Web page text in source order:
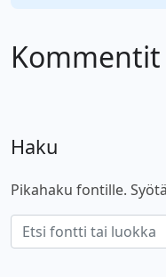
Kommentit
Haku
Pikahaku fontille.